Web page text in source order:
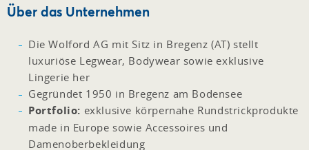
Über das Unternehmen
Die Wolford AG mit Sitz in Bregenz (AT) stellt
luxuriöse Legwear, Bodywear sowie exklusive
Lingerie her
Gegründet 1950 in Bregenz am Bodensee
Portfolio: exklusive körpernahe Rundstrickprodukte
made in Europe sowie Accessoires und
Damenoberbekleidung